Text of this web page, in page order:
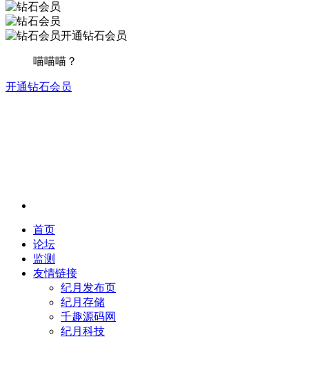
开通钻石会员
喵喵喵？
开通钻石会员
首页
论坛
监测
友情链接
纪月发布页
纪月存储
千趣源码网
纪月科技